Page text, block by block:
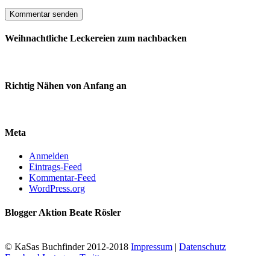
Weihnachtliche Leckereien zum nachbacken
Richtig Nähen von Anfang an
Meta
Anmelden
Eintrags-Feed
Kommentar-Feed
WordPress.org
Blogger Aktion Beate Rösler
© KaSas Buchfinder 2012-2018 Impressum | Datenschutz